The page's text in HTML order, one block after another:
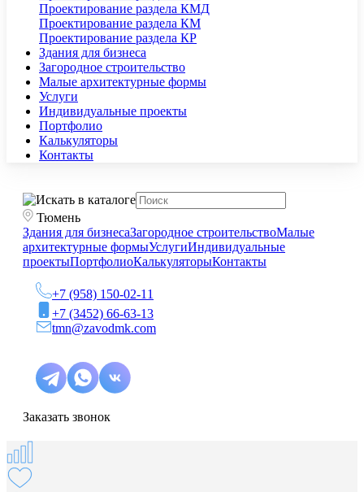
Проектирование раздела КМД
Проектирование раздела КМ
Проектирование раздела КР
Здания для бизнеса
Загородное строительство
Малые архитектурные формы
Услуги
Индивидуальные проекты
Портфолио
Калькуляторы
Контакты
Тюмень
Здания для бизнесаЗагородное строительствоМалые
архитектурные формыУслугиИндивидуальные
проектыПортфолиоКалькуляторыКонтакты
+7 (958) 150-02-11
+7 (3452) 66-63-13
tmn@zavodmk.com
Заказать звонок